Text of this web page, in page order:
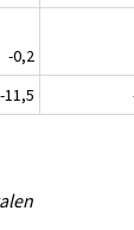
-0,2
-11,5